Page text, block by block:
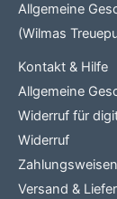
Allgemeine
(Wilmas
Kontakt & Hilfe
Allgemeine
Widerruf für
Widerruf
Zahlungsweisen
Versand &